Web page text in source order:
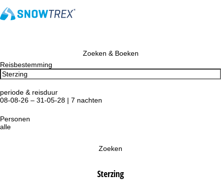
Zoeken & Boeken
Reisbestemming
periode & reisduur
08-08-26 – 31-05-28 | 7 nachten
Personen
alle
Zoeken
Sterzing